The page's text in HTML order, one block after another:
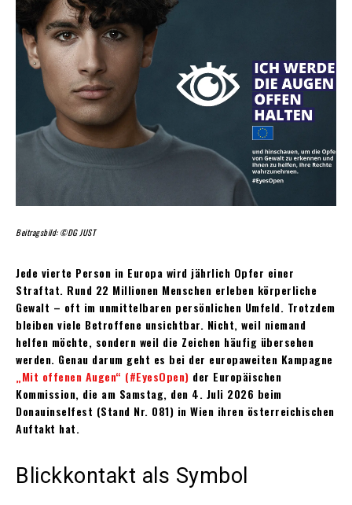
Beitragsbild: ©DG JUST
Jede vierte Person in Europa wird jährlich Opfer einer
Straftat. Rund 22 Millionen Menschen erleben körperliche
Gewalt – oft im unmittelbaren persönlichen Umfeld. Trotzdem
bleiben viele Betroffene unsichtbar. Nicht, weil niemand
helfen möchte, sondern weil die Zeichen häufig übersehen
werden. Genau darum geht es bei der europaweiten Kampagne
„Mit offenen Augen“ (#EyesOpen) der Europäischen
Kommission, die am Samstag, den 4. Juli 2026 beim
Donauinselfest (Stand Nr. 081) in Wien ihren österreichischen
Auftakt hat.
Blickkontakt als Symbol